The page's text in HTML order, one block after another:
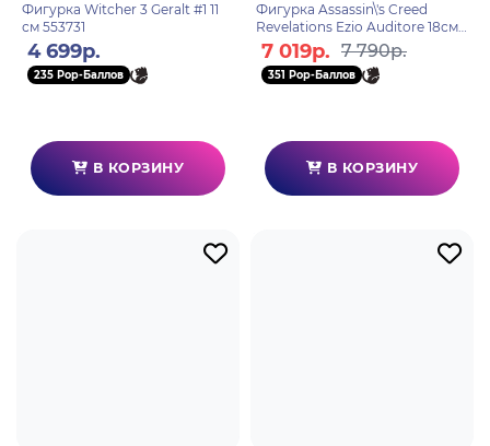
Фигурка Witcher 3 Geralt #1 11
см 553731
4 699р.
235 Pop-Баллов
В КОРЗИНУ
Фигурка Assassin\'s Creed
Revelations Ezio Auditore 18см
608630
7 019р. 7 790р.
351 Pop-Баллов
В КОРЗИНУ